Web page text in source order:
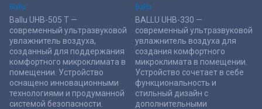
Ballu
Ballu UHB-505 T —
современный ультразвуковой
увлажнитель воздуха,
созданный для поддержания
комфортного микроклимата в
помещении. Устройство
оснащено инновационными
технологиями и продуманной
системой безопасности.
Ballu
BALLU UHB-330 —
современный ультразвуковой
увлажнитель воздуха для
создания комфортного
микроклимата в помещении.
Устройство сочетает в себе
функциональность и
стильный дизайн с
дополнительными